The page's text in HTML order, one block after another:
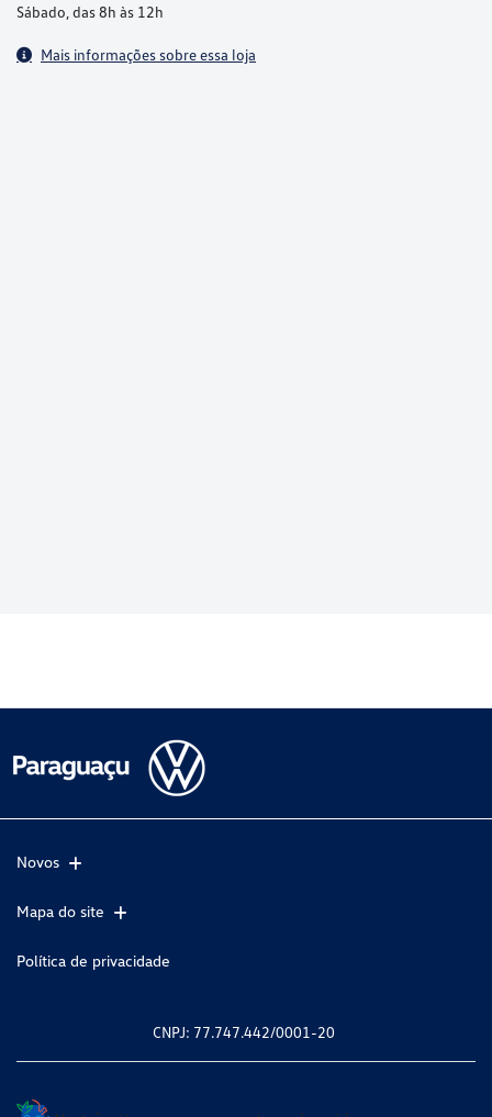
Sábado, das 8h às 12h
Mais informações sobre essa loja
Novos
Mapa do site
Política de privacidade
CNPJ: 77.747.442/0001-20